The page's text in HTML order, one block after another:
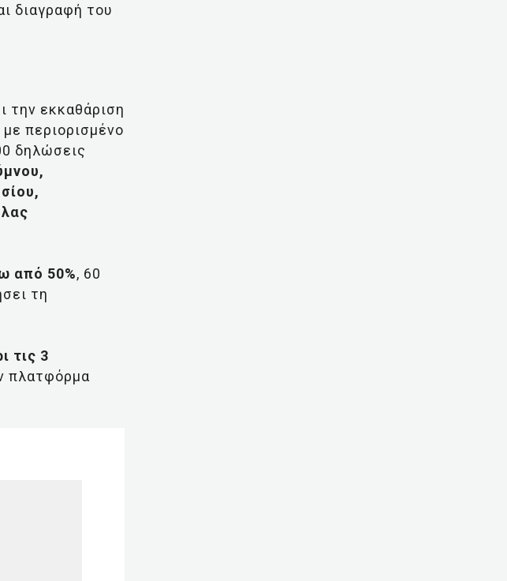
διαγραφή του
την εκκαθάριση
περιορισμένο
δηλώσεις
από 50%, 60
τη
τις 3
πλατφόρμα